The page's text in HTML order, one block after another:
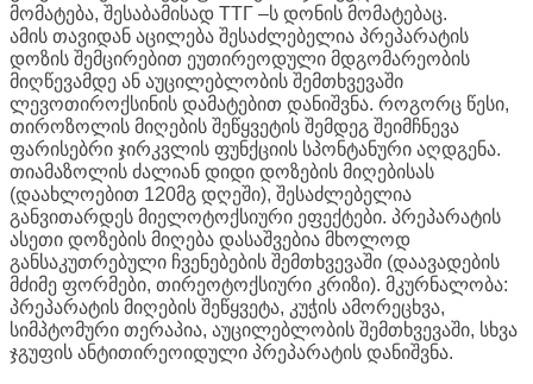
მომატება, შესაბამისად ТТГ –ს დონის მომატებაც.
ამის თავიდან აცილება შესაძლებელია პრეპარატის
დოზის შემცირებით ეუთირეოდული მდგომარეობის
მიღწევამდე ან აუცილებლობის შემთხვევაში
ლევოთიროქსინის დამატებით დანიშვნა. როგორც წესი,
თიროზოლის მიღების შეწყვეტის შემდეგ შეიმჩნევა
ფარისებრი ჯირკვლის ფუნქციის სპონტანური აღდგენა.
თიამაზოლის ძალიან დიდი დოზების მიღებისას
(დაახლოებით 120მგ დღეში), შესაძლებელია
განვითარდეს მიელოტოქსიური ეფექტები. პრეპარატის
ასეთი დოზების მიღება დასაშვებია მხოლოდ
განსაკუთრებული ჩვენებების შემთხვევაში (დაავადების
მძიმე ფორმები, თირეოტოქსიური კრიზი). მკურნალობა:
პრეპარატის მიღების შეწყვეტა, კუჭის ამორეცხვა,
სიმპტომური თერაპია, აუცილებლობის შემთხვევაში, სხვა
ჯგუფის ანტითირეოიდული პრეპარატის დანიშვნა.